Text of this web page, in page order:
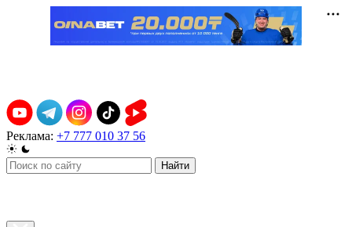
Реклама: +7 777 010 37 56
Найти